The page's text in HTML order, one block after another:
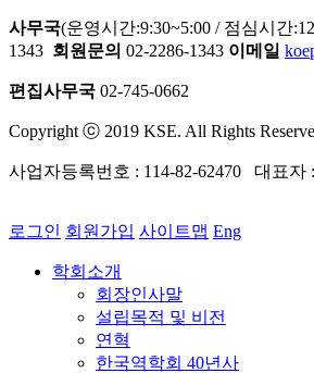
사무국(운영시간:9:30~5:00 / 점심시간
1343 회원문의 02-2286-1343 이메일
편집사무국 02-745-0662
Copyright ⓒ 2019 KSE. All Rights
사업자등록번호 : 114-82-62470 대표자
로그인 회원가입 사이트맵 Eng
학회소개
회장인사말
설립목적 및 비전
연혁
한국역학회 40년사